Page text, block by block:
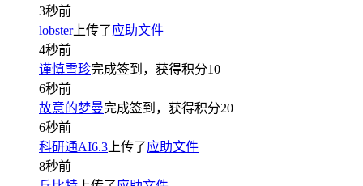
3秒前
lobster上传了 应助文件
4秒前
谨慎雪珍完成签到，获得积分10
6秒前
故意的梦曼完成签到，获得积分20
6秒前
科研通AI6.3上传了 应助文件
8秒前